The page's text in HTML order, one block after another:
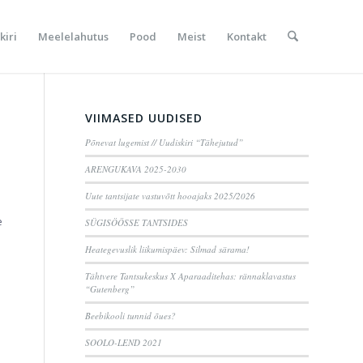
Meelelahutus Pood Meist Kontakt
VIIMASED UUDISED
Põnevat lugemist // Uudiskiri “Tähejutud”
ARENGUKAVA 2025-2030
Uute tantsijate vastuvõtt hooajaks 2025/2026
SÜGISÖÖSSE TANTSIDES
Heategevuslik liikumispäev: Silmad särama!
Tähtvere Tantsukeskus X Aparaaditehas: rännaklavastus
“Gutenberg”
Beebikooli tunnid õues?
SOOLO-LEND 2021